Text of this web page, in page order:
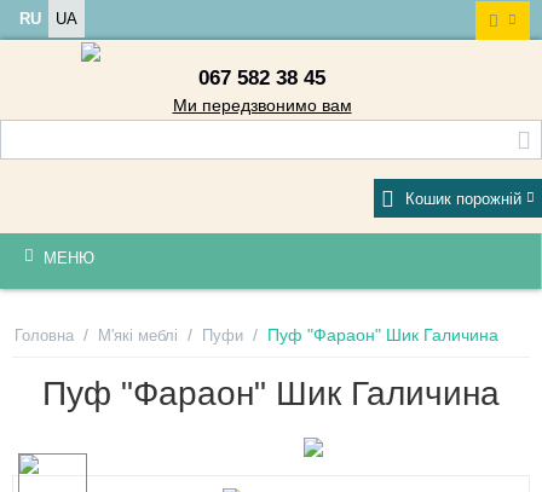
RU UA
067 582 38 45
Ми передзвонимо вам
Кошик порожній
МЕНЮ
Головна / М'які меблі / Пуфи / Пуф "Фараон" Шик Галичина
Пуф "Фараон" Шик Галичина